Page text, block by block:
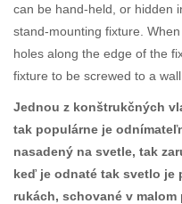
can be hand-held, or hidden
stand-mounting fixture.
holes along the edge of the
fixture to be screwed to a
Jednou z konštrukčných
tak populárne je
nasadený na svetle, tak
keď je odnaté tak svetlo je
rukách, schované v